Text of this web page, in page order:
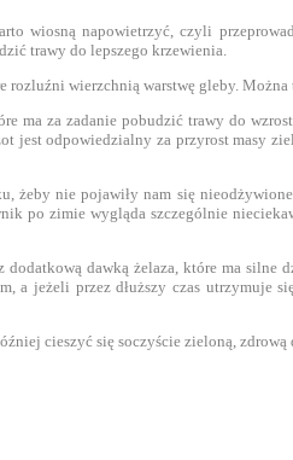
wiosną napowietrzyć, czyli
trawy do lepszego krzewienia.
wierzchnią warstwę gleby.
ma za zadanie pobudzić trawy do
jest odpowiedzialny za przyrost masy
żeby nie pojawiły nam się
po zimie wygląda szczególnie
dawką żelaza, które ma
a jeżeli przez dłuższy czas
cieszyć się soczyście zieloną, zdrową